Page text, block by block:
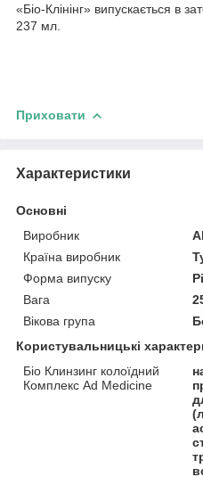
«Біо-Клінінг» випускається в
237 мл.
Приховати
Характеристики
Основні
Виробник
Країна виробник
Форма випуску
Вага
Вікова група
Користувальницькі
Біо Клинзинг колоїдний
Комплекс Ad Medicine